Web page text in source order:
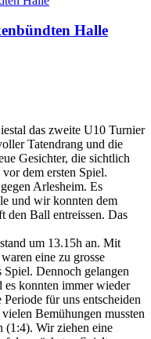
Halle
das zweite U10 Turnier
Tatendrang und die
Gesichter, die sichtlich
dem ersten Spiel.
Arlesheim. Es
und wir konnten dem
den Ball entreissen. Das
um 13.15h an. Mit
eine zu grosse
Spiel. Dennoch gelangen
es konnten immer wieder
für uns entscheiden
Bemühungen mussten
(1:4). Wir ziehen eine